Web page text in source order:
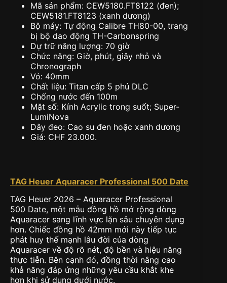
Mã sản phẩm: CEW5180.FT8122 (đen);
CEW5181.FT8123 (xanh dương)
Bộ máy: Tự động Calibre TH80-00, trang
bị bộ dao động TH-Carbonspring
Dự trữ năng lượng: 70 giờ
Chức năng: Giờ, phút, giây nhỏ và
Chronograph
Vỏ: 40mm
Chất liệu: Titan cấp 5 phủ DLC
Chống nước đến 100m
Mặt số: Kính Acrylic trong suốt; Super-
LumiNova
Dây đeo: Cao su đen hoặc xanh dương
Giá: CHF 23.000.
TAG Heuer Aquaracer Professional 500 Date
TAG Heuer 2026 – Aquaracer Professional
500 Date, một mẫu đồng hồ mở rộng dòng
Aquaracer sang lĩnh vực lặn sâu chuyên dụng
hơn. Chiếc đồng hồ 42mm mới này tiếp tục
phát huy thế mạnh lâu đời của dòng
Aquaracer về độ rõ nét, độ bền và hiệu năng
thực tiễn. Bên cạnh đó, đồng thời nâng cao
khả năng đáp ứng những yêu cầu khắt khe
hơn khi sử dụng dưới nước.